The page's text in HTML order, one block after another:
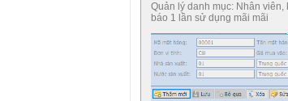
Quản lý danh mục: Nhân
báo 1 lần sử dụng mãi mãi